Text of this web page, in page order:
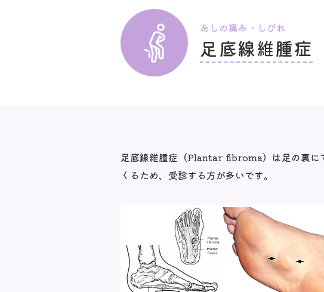
あしの痛み・しびれ
足底線維腫症
足底線維腫症（Plantar fibroma）は足の裏に
くるため、受診する方が多いです。